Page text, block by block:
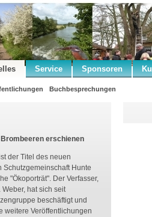
Service Sponsoren
Buchbesprechungen
erschienen
der Titel des neuen
Schutzgemeinschaft Hunte
"Ökoporträt". Der Verfasser,
Weber, hat sich seit
beschäftigt und
weitere Veröffentlichungen